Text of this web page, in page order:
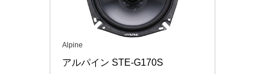
Alpine
アルパイン STE-G170S